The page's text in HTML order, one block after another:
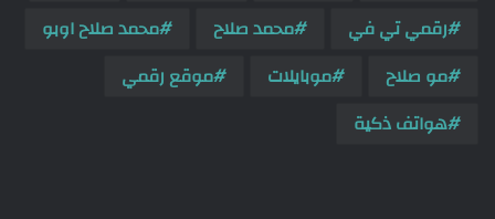
رقمي تي في
محمد صلاح
محمد صلاح اوبو
مو صلاح
موبايلات
موقع رقمي
هواتف ذكية